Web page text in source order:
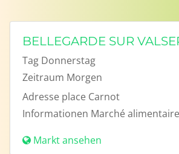
BELLEGARDE SUR
Tag Donnerstag
Zeitraum Morgen
Adresse place Carnot
Informationen Marché alimentaire
Markt ansehen